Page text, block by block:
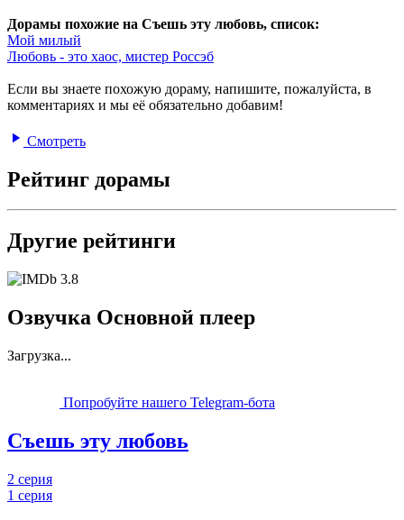
Дорамы похожие на Съешь эту любовь, список:
Мой милый
Любовь - это хаос, мистер Россэб
Если вы знаете похожую дораму, напишите, пожалуйста, в
комментариях и мы её обязательно добавим!
Смотреть
Рейтинг дорамы
Другие рейтинги
3.8
Озвучка Основной плеер
Загрузка...
Попробуйте нашего Telegram-бота
Съешь эту любовь
2 серия
1 серия